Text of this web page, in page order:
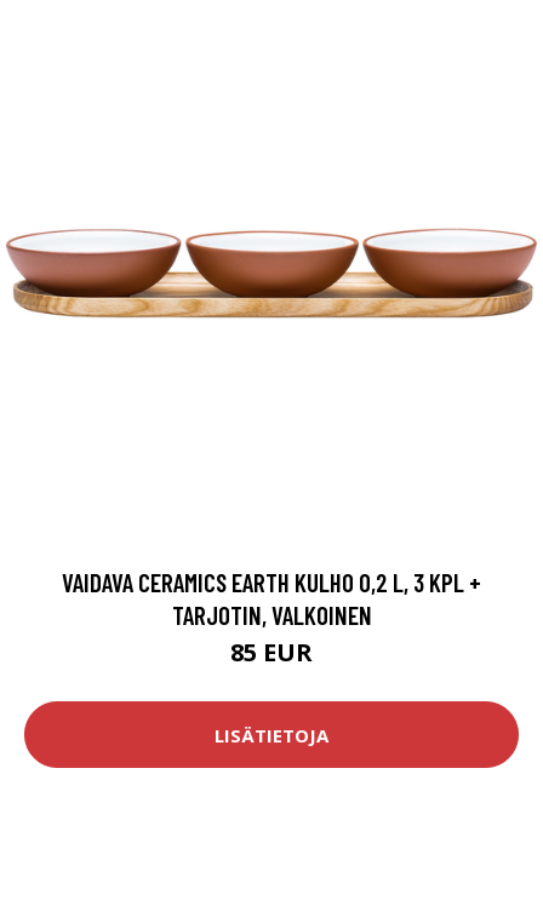
VAIDAVA CERAMICS EARTH KULHO 0,2 L, 3 KPL +
TARJOTIN, VALKOINEN
85 EUR
LISÄTIETOJA